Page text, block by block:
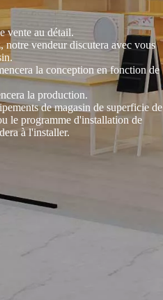
vente au détail.
notre vendeur discutera avec vous
la conception en fonction de
la production.
de magasin de superficie de
le programme d'installation de
à l'installer.